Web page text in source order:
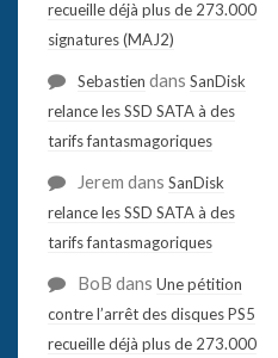
recueille déjà plus de 273.000
signatures (MAJ2)
Sebastien dans SanDisk
relance les SSD SATA à des
tarifs fantasmagoriques
Jerem dans SanDisk
relance les SSD SATA à des
tarifs fantasmagoriques
BoB dans Une pétition
contre l’arrêt des disques PS5
recueille déjà plus de 273.000